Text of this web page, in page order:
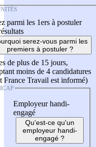
parmi les 1ers à postuler
serez-vous parmi les
premiers à postuler ?
de plus de 15 jours,
moins de 4 candidatures
France Travail est informé)
Employeur handi-
engagé
Qu'est-ce qu'un
employeur handi-
engagé ?